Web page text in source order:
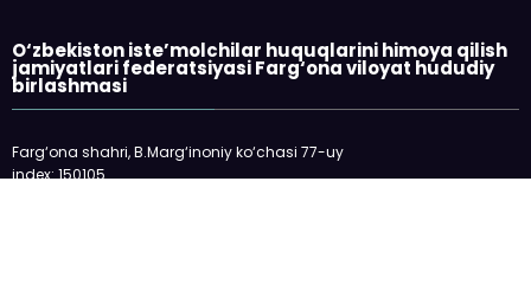
O‘zbekiston iste’molchilar huquqlarini himoya qilish
jamiyatlari federatsiyasi Farg‘ona viloyat hududiy
birlashmasi
Farg‘ona shahri, B.Marg‘inoniy ko‘chasi 77-uy
index: 150105